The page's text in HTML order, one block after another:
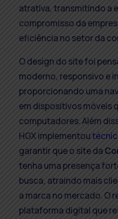
atrativa, transmitindo a
compromisso da
eficiência no setor da
O design do site foi
moderno, responsivo e
proporcionando uma
em dispositivos móveis
computadores. Além
HGX implementou
garantir que o site da
tenha uma presença
busca, atraindo mais
a marca no mercado. O
plataforma digital que